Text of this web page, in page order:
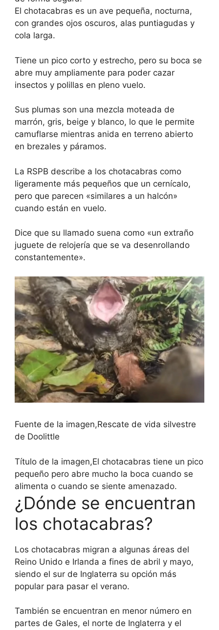
El chotacabras es un ave pequeña, nocturna,
con grandes ojos oscuros, alas puntiagudas y
cola larga.
Tiene un pico corto y estrecho, pero su boca se
abre muy ampliamente para poder cazar
insectos y polillas en pleno vuelo.
Sus plumas son una mezcla moteada de
marrón, gris, beige y blanco, lo que le permite
camuflarse mientras anida en terreno abierto
en brezales y páramos.
La RSPB describe a los chotacabras como
ligeramente más pequeños que un cernícalo,
pero que parecen «similares a un halcón»
cuando están en vuelo.
Dice que su llamado suena como «un extraño
juguete de relojería que se va desenrollando
constantemente».
Fuente de la imagen,Rescate de vida silvestre
de Doolittle
Título de la imagen,El chotacabras tiene un pico
pequeño pero abre mucho la boca cuando se
alimenta o cuando se siente amenazado.
¿Dónde se encuentran
los chotacabras?
Los chotacabras migran a algunas áreas del
Reino Unido e Irlanda a fines de abril y mayo,
siendo el sur de Inglaterra su opción más
popular para pasar el verano.
También se encuentran en menor número en
partes de Gales, el norte de Inglaterra y el